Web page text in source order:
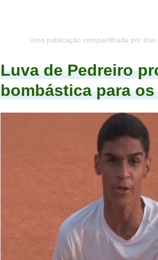
Uma publicação compartilhada por
Luva de Pedreiro
bombástica para